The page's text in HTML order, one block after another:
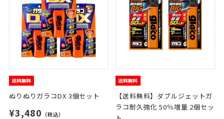
ぬりぬりガラコDX 3個セット
¥3,480 （税込）
【送料無料】ダブルジェットガ
ラコ耐久強化 50％増量 2個セッ